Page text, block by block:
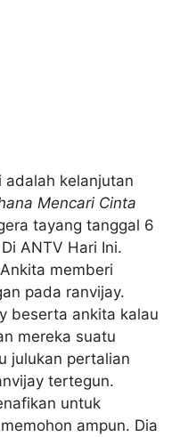
adalah kelanjutan
Mencari Cinta
tayang tanggal 6
ANTV Hari Ini.
memberi
pada ranvijay.
beserta ankita kalau
mereka suatu
julukan pertalian
tertegun.
untuk
ampun. Dia